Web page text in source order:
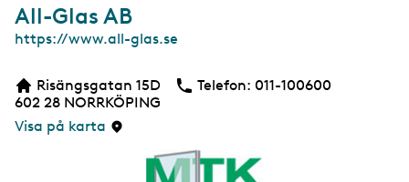
All-Glas AB
W
b
s
i
https://www.all-glas.se
Risängsgatan 15D
602 28 NORRKÖPING
Visa på karta
Telefon: Telefon
011-100600